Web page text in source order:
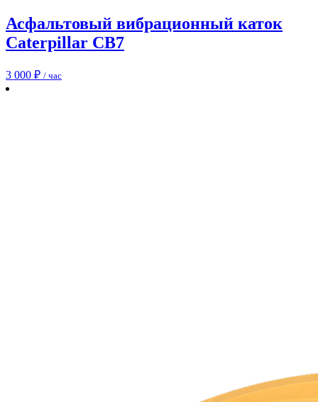
Асфальтовый вибрационный каток
Caterpillar CB7
3 000 ₽ / час